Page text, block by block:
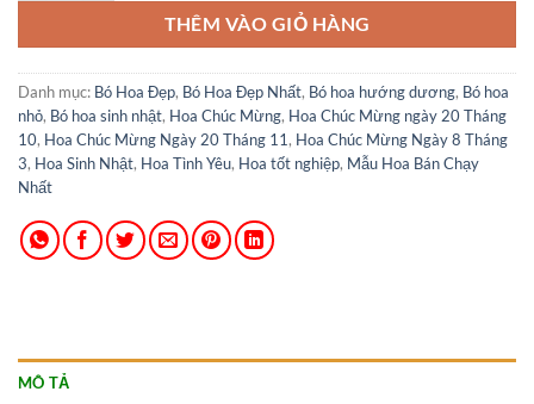
THÊM VÀO GIỎ HÀNG
Danh mục: Bó Hoa Đẹp, Bó Hoa Đẹp Nhất, Bó hoa hướng dương, Bó hoa
nhỏ, Bó hoa sinh nhật, Hoa Chúc Mừng, Hoa Chúc Mừng ngày 20 Tháng
10, Hoa Chúc Mừng Ngày 20 Tháng 11, Hoa Chúc Mừng Ngày 8 Tháng
3, Hoa Sinh Nhật, Hoa Tình Yêu, Hoa tốt nghiệp, Mẫu Hoa Bán Chạy
Nhất
MÔ TẢ